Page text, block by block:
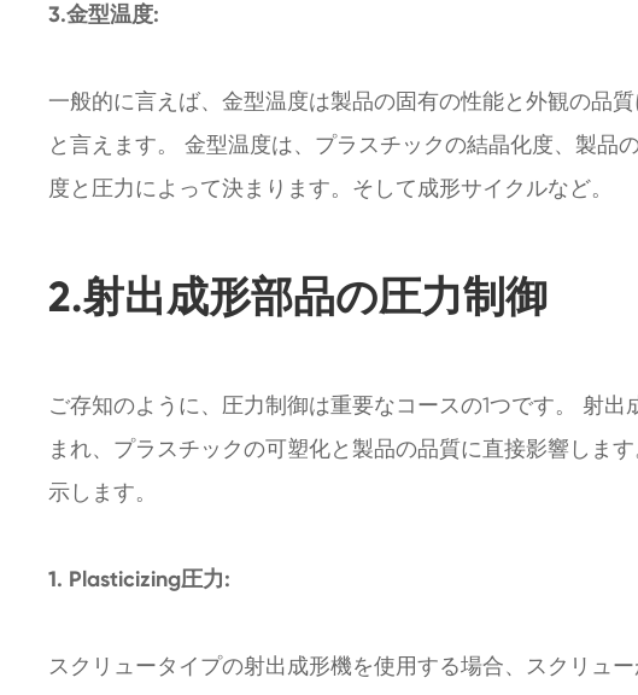
3.金型温度:
一般的に言えば、金型温度は製品の固有の性能と外観の品
と言えます。 金型温度は、プラスチックの結晶化度、製品
度と圧力によって決まります。そして成形サイクルなど。
2.射出成形部品の圧力制御
ご存知のように、圧力制御は重要なコースの1つです。 射
まれ、プラスチックの可塑化と製品の品質に直接影響しま
示します。
1. Plasticizing圧力:
スクリュータイプの射出成形機を使用する場合、スクリュ